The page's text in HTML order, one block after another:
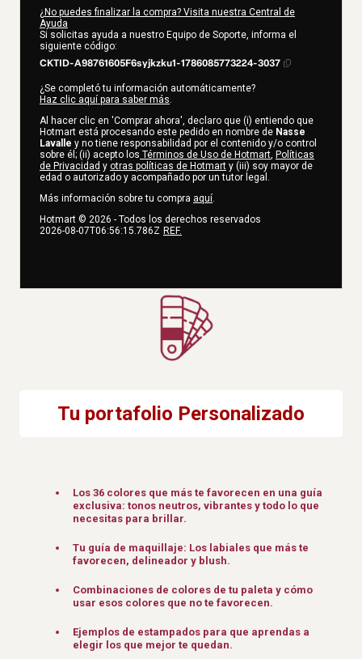
¿No puedes finalizar la compra? Visita nuestra Central de
Ayuda
Si solicitas ayuda a nuestro Equipo de Soporte, informa el
siguiente código:
CKTID-A98761605F6syjkzku1-1786085773224-3037
¿Se completó tu información automáticamente?
Haz clic aquí para saber más.
Al hacer clic en 'Comprar ahora', declaro que (i) entiendo que
Hotmart está procesando este pedido en nombre de Nasse
Lavalle y no tiene responsabilidad por el contenido y/o control
sobre él; (ii) acepto los Términos de Uso de Hotmart, Políticas
de Privacidad y otras políticas de Hotmart y (iii) soy mayor de
edad o autorizado y acompañado por un tutor legal.
Más información sobre tu compra aquí.
Hotmart © 2026 - Todos los derechos reservados
2026-08-07T06:56:15.786Z REF.
Tu portafolio Personalizado
Los 36 colores que más te favorecen en una guía
exclusiva: tonos neutros, vibrantes y todo lo que
necesitas para brillar.
Tu guía de maquillaje: Los labiales que más te
favorecen, delineador y blush.
Combinaciones de colores de tu paleta y cómo
usar esos colores que no te favorecen.
Ejemplos de estampados para que aprendas a
elegir los que mejor te quedan.